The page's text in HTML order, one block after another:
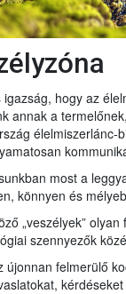
igazság, hogy az
annak a
élelmiszerlánc-
most a
könnyen és
„veszélyek”
szennyezők
újonnan felmerülő